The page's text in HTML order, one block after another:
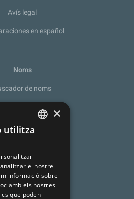
Avís legal
en español
Noms
de noms
de noms
De la A a la Z
catalans
de naixement
ENGLISH
×
utilitza
el nostre
informació sobre
amb els nostres
que poden